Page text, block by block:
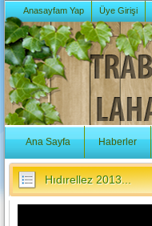
Anasayfam Yap Üye Girişi
Ana Sayfa Haberler
Hıdırellez 2013...